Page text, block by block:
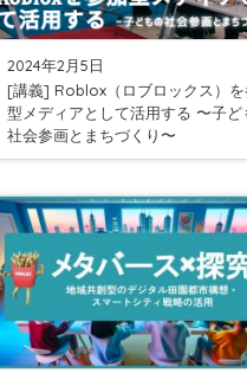
2024年2月5日
[講義] Roblox（ロブロックス）を
型メディアとして活用する 〜子ど
社会参画とまちづくり〜